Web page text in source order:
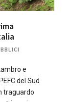
e
del Sud
traguardo